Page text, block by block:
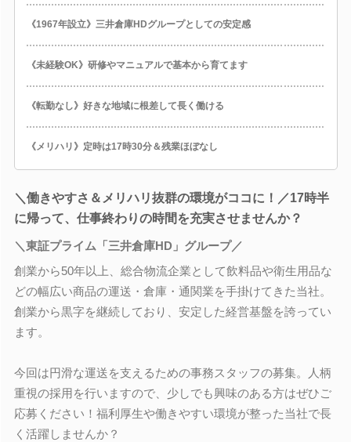
《1967年設立》三井倉庫HDグループとしての安定感
《未経験OK》研修やマニュアルで基本から育てます
《転勤なし》好きな地域に根差して長く働ける
《メリハリ》定時は17時30分＆残業ほぼなし
＼働きやすさ＆メリハリ抜群の環境がココに！／17時半
に帰って、仕事終わりの時間を充実させませんか？
＼東証プライム「三井倉庫HD」グループ／
創業から50年以上、総合物流企業として飲料品や衛生用品な
どの幅広い商品の運送・倉庫・通関業を手掛けてきた当社。
創業から黒字を継続しており、安定した経営基盤を誇ってい
ます。
今回は円滑な運送を支えるための事務スタッフの募集。人柄
重視の採用を行いますので、少しでも興味のある方はぜひご
応募ください！福利厚生や働きやすい環境が整った当社で長
く活躍しませんか？